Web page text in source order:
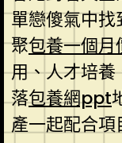
單戀傻氣中找
聚包養一個月
用、人才培養
落包養網ppt
產一起配合項